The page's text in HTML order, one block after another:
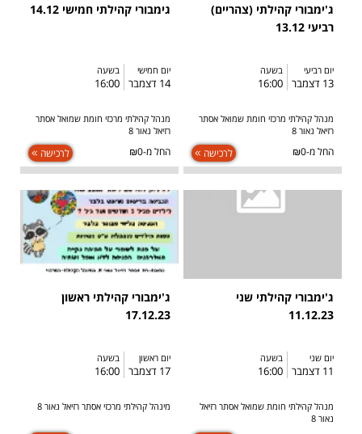
ג'ימבורי קהילתי (צהריים)
רביעי 13.12
יום רביעי
13 דצמבר
בשעה
16:00
מנהל קהילתי מרכזי חומת שמואל אסתר
רזיאל נאור 8
החל מ-₪0 לרכישה
גימבורי קהילתי חמישי 14.12
יום חמישי
14 דצמבר
בשעה
16:00
מנהל קהילתי מרכזי חומת שמואל אסתר
רזיאל נאור 8
החל מ-₪0 לרכישה
ג'ימבורי קהילתי שני
11.12.23
יום שני
11 דצמבר
בשעה
16:00
מנהל קהילתי חומת שמואל אסתר רזיאל
נאור 8
ג'ימבורי קהילתי ראשון
17.12.23
יום ראשון
17 דצמבר
בשעה
16:00
מינהל קהילתי מרכזי אסתר רזיאל נאור 8